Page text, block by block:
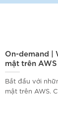
On-demand |
mật trên AWS
Bắt đầu với
mật trên AWS.